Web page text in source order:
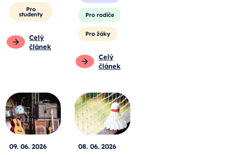
Pro
studenty
Celý
článek
Pro rodiče
Pro žáky
Celý
článek
09. 06. 2026 08. 06. 2026